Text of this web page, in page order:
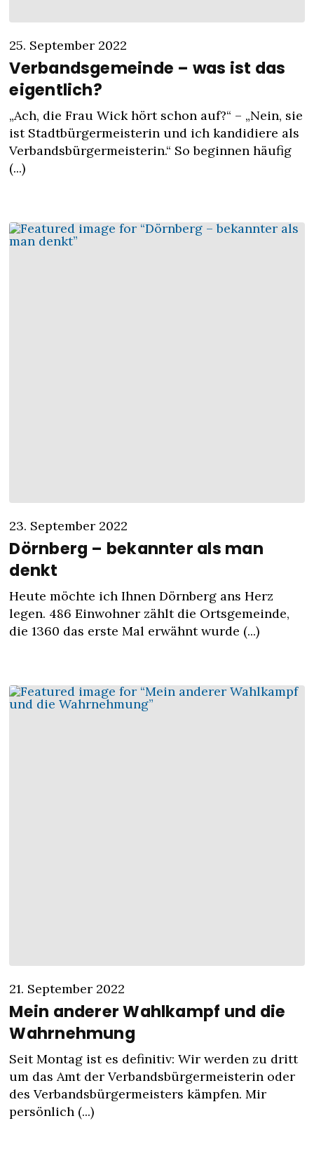
25. September 2022
Verbandsgemeinde – was ist das
eigentlich?
„Ach, die Frau Wick hört schon auf?“ – „Nein, sie
ist Stadtbürgermeisterin und ich kandidiere als
Verbandsbürgermeisterin.“ So beginnen häufig
(...)
23. September 2022
Dörnberg – bekannter als man
denkt
Heute möchte ich Ihnen Dörnberg ans Herz
legen. 486 Einwohner zählt die Ortsgemeinde,
die 1360 das erste Mal erwähnt wurde (...)
21. September 2022
Mein anderer Wahlkampf und die
Wahrnehmung
Seit Montag ist es definitiv: Wir werden zu dritt
um das Amt der Verbandsbürgermeisterin oder
des Verbandsbürgermeisters kämpfen. Mir
persönlich (...)